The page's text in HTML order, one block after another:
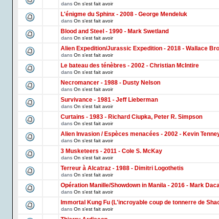
dans On s'est fait avoir
L'énigme du Sphinx - 2008 - George Mendeluk
dans On s'est fait avoir
Blood and Steel - 1990 - Mark Swetland
dans On s'est fait avoir
Alien Expedition/Jurassic Expedition - 2018 - Wallace
dans On s'est fait avoir
Le bateau des ténèbres - 2002 - Christian McIntire
dans On s'est fait avoir
Necromancer - 1988 - Dusty Nelson
dans On s'est fait avoir
Survivance - 1981 - Jeff Lieberman
dans On s'est fait avoir
Curtains - 1983 - Richard Ciupka, Peter R. Simpson
dans On s'est fait avoir
Alien Invasion / Espèces menacées - 2002 - Kevin
dans On s'est fait avoir
3 Musketeers - 2011 - Cole S. McKay
dans On s'est fait avoir
Terreur à Alcatraz - 1988 - Dimitri Logothetis
dans On s'est fait avoir
Opération Manille/Showdown in Manila - 2016 - Mark
dans On s'est fait avoir
Immortal Kung Fu (L'incroyable coup de tonnerre de
dans On s'est fait avoir